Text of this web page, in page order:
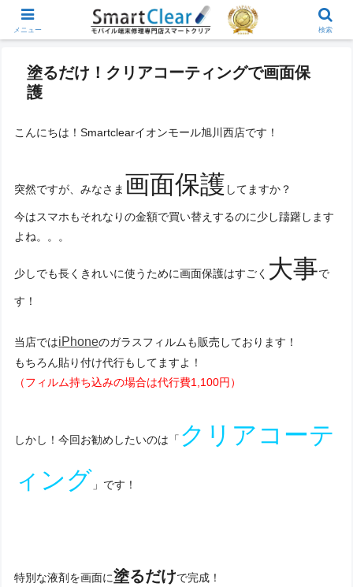
塗るだけ！クリアコーティングで画面保
護
こんにちは！Smartclearイオンモール旭川西店です！
突然ですが、みなさま 画面保護 してますか？
今はスマホもそれなりの金額で買い替えするのに少し躊躇します
よね。。。
少しでも長くきれいに使うために画面保護はすごく 大事で
す！
当店ではiPhoneのガラスフィルムも販売しております！
もちろん貼り付け代行もしてますよ！
（フィルム持ち込みの場合は代行費1,100円）
しかし！今回お勧めしたいのは「 クリアコーテ
ィング 」です！
特別な液剤を画面に塗るだけで完成！
メニュー 検索